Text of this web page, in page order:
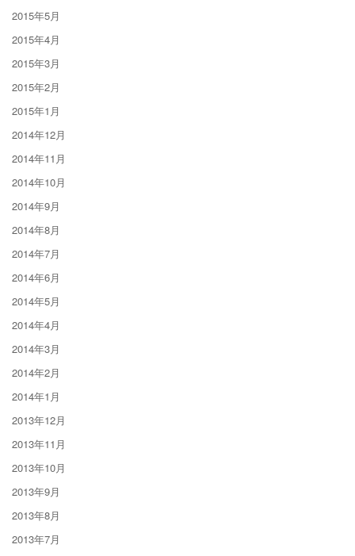
2015年5月
2015年4月
2015年3月
2015年2月
2015年1月
2014年12月
2014年11月
2014年10月
2014年9月
2014年8月
2014年7月
2014年6月
2014年5月
2014年4月
2014年3月
2014年2月
2014年1月
2013年12月
2013年11月
2013年10月
2013年9月
2013年8月
2013年7月